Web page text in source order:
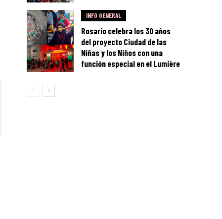
INFO GENERAL
Rosario celebra los 30 años
del proyecto Ciudad de las
Niñas y los Niños con una
función especial en el Lumière